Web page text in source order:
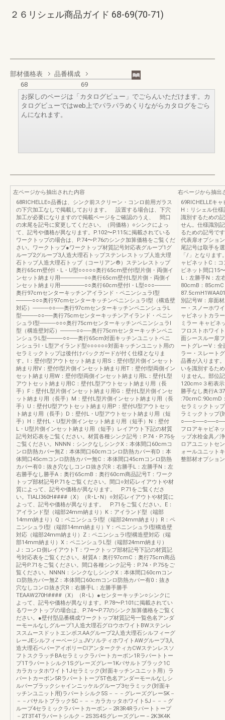
２６リシェル商品ガイド 68-69(70-71)
部材価格表
品番構成
68
69
お探しのページは「カタログビュー」でごらんいただけます。カ
タログビューではweb上でパラパラめくりながらカタログをごら
んになれます。
左ページから抽出された内容
68RICHELLE○品番は、シンク前スクリーン・コンロ前用ガラス
の下穴加工なしで掲載しております。 設置する場合は、下穴
加工が必要になりますので掲載ページをご確認のうえ、 間口
の末尾を記号に変更してください。（同価格）○シンクによっ
て、記号や価格が異なります。P.102〜P.115に掲載されている
ワークトップの場合は、P.74〜P.76のシンク加算価格をご覧くだ
さい。ワークトップ●ワークトップ材質記号対応表グループ1グ
ループ2グループ3人造大理石トップステンレストップ人造大理
石トップ人造大理石トップ（コーリアン®）ステンレストップ
奥行65cm壁付Ⅰ・L・U型○○○○○奥行65cm壁付Ⅰ型片側・両側イ
ンセット納まり用──────○○奥行65cm壁付L型片側・両側イ
ンセット納まり用──────○○奥行60cm壁付Ⅰ・L型○○○────
奥行97cmセンターキッチンアイランド・ペニンシュラⅠ型
────○○○奥行97cmセンターキッチンペニンシュラⅠ型（構造壁
対応）────○○──奥行97cmセンターキッチンペニンシュラL
型────○○──奥行75cmセンターキッチンアイランド・ペニン
シュラⅠ型────○○○奥行75cmセンターキッチンペニンシュラⅠ
型（構造壁対応）────○○──奥行75cmセンターキッチンペニ
ンシュラL型────○○──奥行65cm対面キッチンユニットペニ
ンシュラⅠ・L型アイランド型○○○○○○対面キッチンユニット用の
セラミックトップは後付けバックガードが付く仕様となりま
す。Ⅰ：壁付Ⅰ型アウトセット納まり用S：壁付Ⅰ型片側インセット
納まり用V：壁付Ⅰ型片側インセット納まり用T：壁付Ⅰ型両側イン
セット納まり用W：壁付Ⅰ型両側インセット納まり用L：壁付L型
アウトセット納まり用C：壁付L型アウトセット納まり用（長
手）F：壁付L型片側インセット納まり用G：壁付L型片側インセ
ット納まり用（長手）M：壁付L型片側インセット納まり用（長
手）U：壁付U型アウトセット納まり用P：壁付U型アウトセッ
ト納まり用（長手）D：壁付L・U型アウトセット納まり用（短
手）H：壁付L・U型片側インセット納まり用（短手）N：壁付
L・U型片側インセット納まり用（短手）レイアウト下記の材質
記号対応表をご覧ください。材質各種シンク記号：P.74・P.75を
ご覧ください。NNNN：シンクなしシンクX：本体間口60cmコ
ンロ防熱カバー無Z：本体間口60cmコンロ防熱カバー有D：本
体間口45cmコンロ防熱カバー無C：本体間口45cmコンロ防熱
カバー有0：抜き穴なしコンロ抜き穴R：右勝手L：左勝手N：左
右勝手なし勝手A：奥行65cmB：奥行60cm商品記号T：ワーク
トップ部材記号P.71をご覧ください。間口○対応レイアウトや材
質によって、記号や価格が異なります。 P.71をご覧くださ
い。TIALI360H####（X）（R･L･N）○対応レイアウトや材質に
よって、記号や価格が異なります。 P.71をご覧ください。E：
アイランド型（端部24mm納まり）K：アイランド型（端部
14mm納まり）Q：ペニンシュラⅠ型（端部24mm納まり）R：ペ
ニンシュラⅠ型（端部14mm納まり）Y：ペニンシュラⅠ型構造壁
対応（端部24mm納まり）Z：ペニンシュラⅠ型構造壁対応（端
部14mm納まり）X：ペニンシュラL型（端部24mm納まり）
J：コンロ側レイアウトT：ワークトップ部材記号下記の材質記
号対応表をご覧ください。材質A：奥行97cmC：奥行75cm商品
記号P.71をご覧ください。間口各種シンク記号：P.74・P.75をご
覧ください。NNNN：シンクなしシンクX：本体間口60cmコン
ロ防熱カバー無Z：本体間口60cmコンロ防熱カバー有0：抜き
穴なしコンロ抜き穴R：右勝手L：左勝手勝手
TEAAW270H####（X）（R･L）●センターキッチン○シンクに
よって、記号や価格が異なります。P.78〜P.101に掲載されてい
るワークトップの場合は、P.74〜P.77のシンク加算価格をご覧く
ださい。●壁付型品番構成ワークトップ材質記号一覧色名アンダ
ーモールなしグループ1人造大理石グロウホワイトBWステンレ
ススムースドットエンボスAAグループ2人造大理石シルフィーグ
レーJEシルフィーベージュJVソルティホワイトAWグループ3人
造大理石ペパーアイボリーCⅠアンタークティカCWステンレスソ
フトスクラッチBAセラミックラパートカーボン1Rラパートトー
プ1Tラパートシルク1Sグレーズグレー1Kバサルトブラック1C
カラカッタホワイト1Jセラミック(対面キッチンユニット用）ラ
パートカーボン5Rラパートトープ5T色名アンダーモールなしシ
ルバーブラックシャインニッケルグループ3セラミック(対面キ
ッチンユニット用)ラパートシルク5S－－－グレーズグレー5K－
－－バサルトブラック5C－－－カラカッタホワイト5J－－－グ
ループ4セラミックラパートカーボン－2R3R4Rラパートトープ
－2T3T4Tラパートシルク－2S3S4Sグレーズグレー－2K3K4K
右ページから抽出
69RICHELLEキ
H：リシェル仕
識別するための
せん。仕様識別
るための記号で
代表扉オプショ
尾記号は取手を
「/」となりま
ャビネットC：
ビネット間口15
L：左勝手N：左
80cmB：
別記号W：扉面
ー・スノーホワ
ャビネットカラ
ミラー キャビネ
フロストホワイ
面シースルー扉
ートグレーV：
ラー・スレート
品番が入ります
いを識別するた
りません。部位
120cm○３桁表
勝手なし奥行
:70cmC:90cmD
セラミックトッ
ラミックトップ(
フロアキャビネ
ップ水栓金具／
ロアユニットセ
ォールユニット
整部材オプショ